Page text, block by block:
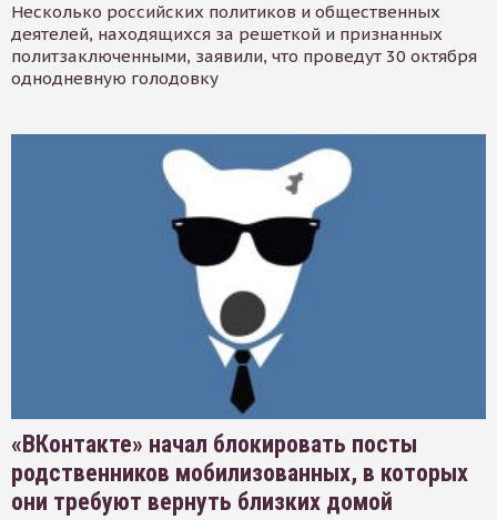
Несколько российских политиков и общественных
деятелей, находящихся за решеткой и признанных
политзаключенными, заявили, что проведут 30 октября
однодневную голодовку
«ВКонтакте» начал блокировать посты
родственников мобилизованных, в которых
они требуют вернуть близких домой